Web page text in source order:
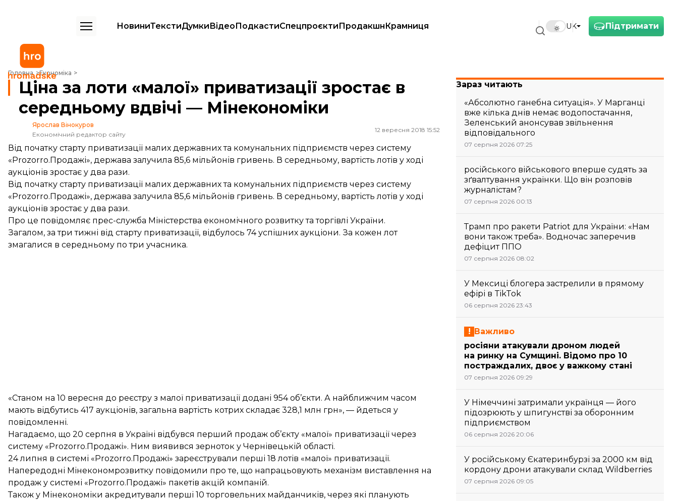
Підтримати
UK
НовиниТекстиДумкиВідеоПодкастиСпецпроєктиПродакшнКрамниця
Головна Економіка
Ціна за лоти «малої» приватизації зростає в середньому вдвічі — Мінекономіки
Ціна за лоти «малої» приватизації зростає в
середньому вдвічі — Мінекономіки
Ярослав Вінокуров
Економічний редактор сайту
12 вересня 2018 15:52
Від початку старту приватизації малих державних та комунальних підприємств через систему
«Prozorro.Продажі», держава залучила 85,6 мільйонів гривень. В середньому, вартість лотів у ході
аукціонів зростає у два рази.
Від початку старту приватизації малих державних та комунальних підприємств через систему
«Prozorro.Продажі», держава залучила 85,6 мільйонів гривень. В середньому, вартість лотів у ході
аукціонів зростає у два рази.
Про це повідомляє прес-служба Міністерства економічного розвитку та торгівлі України.
Загалом, за три тижні від старту приватизації, відбулось 74 успішних аукціони. За кожен лот
змагалися в середньому по три учасника.
«Станом на 10 вересня до реєстру з малої приватизації додані 954 об’єкти. А найближчим часом
мають відбутись 417 аукціонів, загальна вартість котрих складає 328,1 млн грн», — йдеться у
повідомленні.
Нагадаємо, що 20 серпня в Україні відбувся перший продаж об’єкту «малої» приватизації через
систему «Prozorro.Продажі». Ним виявився зерноток у Чернівецькій області.
24 липня в системі «Prozorro.Продажі» зареєстрували перші 18 лотів «малої» приватизації.
Напередодні Мінекономрозвитку повідомили про те, що напрацьовують механізм виставлення на
продаж у системі «Prozorro.Продажі» пакетів акцій компаній.
Також у Мінекономіки акредитували перші 10 торговельних майданчиків, через які планують
Зараз читають
«Абсолютно ганебна ситуація». У Марганці
вже кілька днів немає водопостачання,
Зеленський анонсував звільнення
відповідального
07 серпня 2026 07:25
російського військового вперше судять за
зґвалтування українки. Що він розповів
журналістам?
07 серпня 2026 00:13
Трамп про ракети Patriot для України: «Нам
вони також треба». Водночас заперечив
дефіцит ППО
07 серпня 2026 08:02
У Мексиці блогера застрелили в прямому
ефірі в TikTok
06 серпня 2026 23:43
Важливо
росіяни атакували дроном людей
на ринку на Сумщині. Відомо про 10
постраждалих, двоє у важкому стані
07 серпня 2026 09:29
У Німеччині затримали українця — його
підозрюють у шпигунстві за оборонним
підприємством
06 серпня 2026 20:06
У російському Єкатеринбурзі за 2000 км від
кордону дрони атакували склад Wildberries
07 серпня 2026 09:05